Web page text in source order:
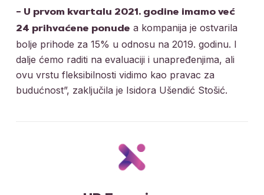
– U prvom kvartalu 2021. godine imamo već
24 prihvaćene ponude a kompanija je ostvarila
bolje prihode za 15% u odnosu na 2019. godinu. I
dalje ćemo raditi na evaluaciji i unapređenjima, ali
ovu vrstu fleksibilnosti vidimo kao pravac za
budućnost”, zaključila je Isidora Ušendić Stošić.